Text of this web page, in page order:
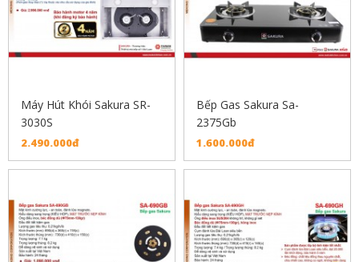
Máy Hút Khói Sakura SR-
3030S
2.490.000đ
Bếp Gas Sakura Sa-
2375Gb
1.600.000đ